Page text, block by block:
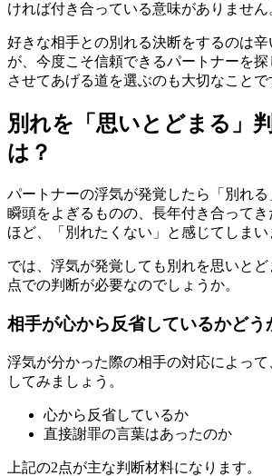
ければ付き合っている意味がありません
好きな相手との別れる決断をするのは
が、今度こそ信頼できるパートナーを
させてあげる道を選ぶのも大切なことで
別れを「思いとどまる」
は？
パートナーの浮気が発覚したら「別れ
瞬頭をよぎるものの、長年付き合って
ほど、「別れたくない」と感じてしまい
では、浮気が発覚しても別れを思いと
点での判断が必要なのでしょうか。
相手が心から反省しているかどう
浮気が分かった際の相手の対応によっ
してみましょう。
心から反省しているか
直接謝罪の言葉はあったのか
上記の2点が主な判断材料になります。